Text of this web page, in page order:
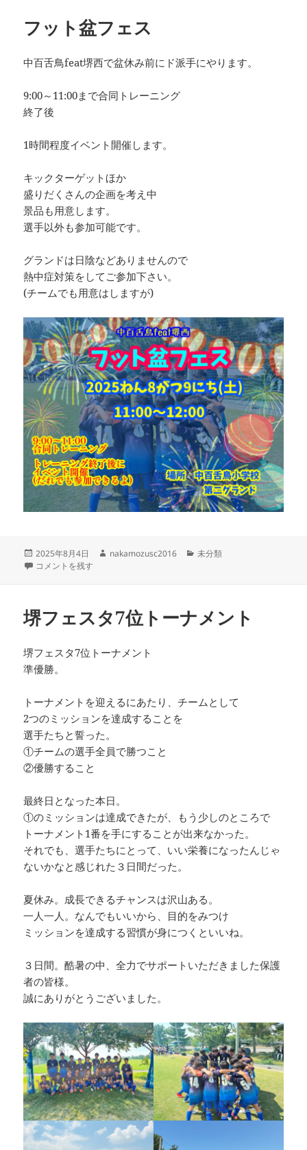
フット盆フェス
中百舌鳥feat堺西で盆休み前にド派手にやります。
9:00～11:00まで合同トレーニング
終了後
1時間程度イベント開催します。
キックターゲットほか
盛りだくさんの企画を考え中
景品も用意します。
選手以外も参加可能です。
グランドは日陰などありませんので
熱中症対策をしてご参加下さい。
(チームでも用意はしますが)
投
稿
2025年8月4日
作
nakamozusc2016
カ
未分類
フット盆フェス に
コメントを残す
堺フェスタ7位トーナメント
堺フェスタ7位トーナメント
準優勝。
トーナメントを迎えるにあたり、チームとして
2つのミッションを達成することを
選手たちと誓った。
①チームの選手全員で勝つこと
②優勝すること
最終日となった本日。
①のミッションは達成できたが、もう少しのところで
トーナメント1番を手にすることが出来なかった。
それでも、選手たちにとって、いい栄養になったんじゃ
ないかなと感じれた３日間だった。
夏休み。成長できるチャンスは沢山ある。
一人一人。なんでもいいから、目的をみつけ
ミッションを達成する習慣が身につくといいね。
３日間。酷暑の中、全力でサポートいただきました保護
者の皆様。
誠にありがとうございました。